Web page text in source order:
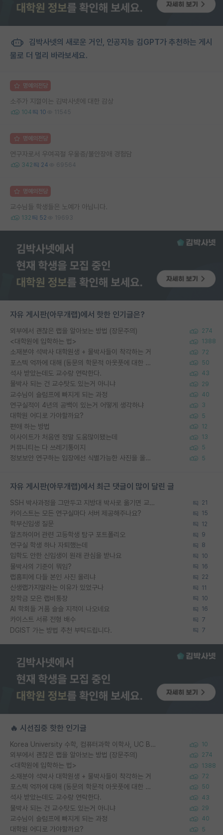
김박사넷의 새로운 거인, 인공지능 김GPT가 추천하는 게시
물로 더 멀리 바라보세요.
명예의전당
소주가 지껄이는 김박사넷에 대한 감상
104 10 11545
명예의전당
연구자로서 우여곡절 우울증/불안장애 경험담
342 24 69564
명예의전당
교수님들 학생들은 노예가 아닙니다.
132 52 19693
자유 게시판(아무개랩)에서 핫한 인기글은?
외부에서 괜찮은 랩을 알아보는 방법 (장문주의) 274
<대학원에 입학하는 법> 1388
소재분야 석박사 대학원생 + 물박사들이 착각하는 거 72
포스텍 억까에 대해 (동문의 학문적 아웃풋에 대한 반박) 50
석사 받았는데도 교수랑 연락한다. 43
물박사 되는 건 교수탓도 있는거 아니냐 29
교수님이 슬럼프에 빠지게 되는 과정 40
연구실적이 4년의 공백이 있는거 어떻게 생각하냐 3
대학원 어디로 가야할까요? 5
편애 하는 방법 12
이사이트가 처음엔 정말 도움많이됐는데 13
커뮤니티는 다 쓰레기통이지 5
정보보안 연구하는 입장에선 식별가능한 사진을 올리는건 비추이긴함 5
자유 게시판(아무개랩)에서 최근 댓글이 많이 달린 글
SSH 박사과정을 그만두고 지방대 박사로 옮기면 교수의 꿈은 끝일까요? 21
카이스트는 모든 연구실마다 서버 제공해주나요? 15
학부신입생 질문 12
알츠하이머 관련 고등학생 탐구 포트폴리오 9
연구실 학생 하나 자퇴했는데 8
입학도 안한 신입생이 원래 관심을 받나요 10
물박사의 기준이 뭐임? 16
랩홈피에 다들 본인 사진 올리냐 22
신생랩가지말라는 이유가 있었구나 11
장학금 모은 랩비통장 10
AI 학회들 거품 슬슬 지적이 나오네요 16
카이스트 서류 전형 배수 7
DGIST 가는 방법 추천 부탁드립니다. 7
🔥 시선집중 핫한 인기글
Korea University 수학, 컴퓨터과학 이학사, UC Berkeley 산업공학 대학원 공학박사가 되는 것은 쉽지 않겠죠? 10
외부에서 괜찮은 랩을 알아보는 방법 (장문주의) 274
<대학원에 입학하는 법> 1388
소재분야 석박사 대학원생 + 물박사들이 착각하는 거 72
포스텍 억까에 대해 (동문의 학문적 아웃풋에 대한 반박) 50
석사 받았는데도 교수랑 연락한다. 43
물박사 되는 건 교수탓도 있는거 아니냐 29
교수님이 슬럼프에 빠지게 되는 과정 40
대학원 어디로 가야할까요? 5